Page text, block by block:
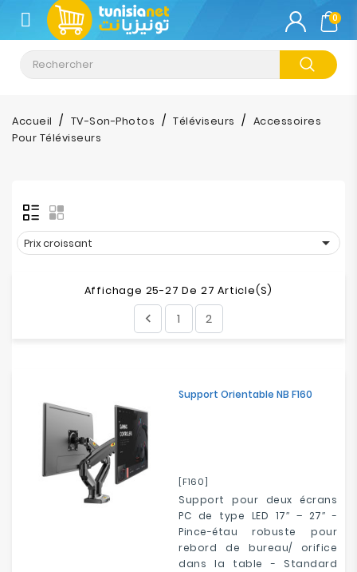
CATÉGORIE
Climatisation
Informatique
Impression
Bureautique
0
Accueil TV-Son-Photos Téléviseurs
Accessoires
Pour Téléviseurs
Prix croissant 
Affichage 25-27 De 27 Article(s)
 1 2
Support Orientable NB F160
[F160]
Support pour deux écrans
PC de type LED 17″ – 27″ -
Pince-étau robuste pour
rebord de bureau/ orifice
dans la table - Standard